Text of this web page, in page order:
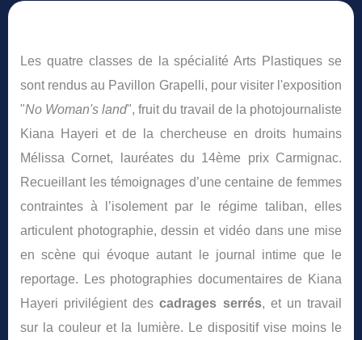
Les quatre classes de la spécialité Arts Plastiques se
sont rendus au Pavillon Grapelli, pour visiter l'exposition
"No Woman's land", fruit du travail de la photojournaliste
Kiana Hayeri et de la chercheuse en droits humains
Mélissa Cornet, lauréates du 14ème prix Carmignac.
Recueillant les témoignages d’une centaine de femmes
contraintes à l’isolement par le régime taliban, elles
articulent photographie, dessin et vidéo dans une mise
en scène qui évoque autant le journal intime que le
reportage. Les photographies documentaires de Kiana
Hayeri privilégient descadrages serrés, et un travail
sur la couleur et la lumière. Le dispositif vise moins le